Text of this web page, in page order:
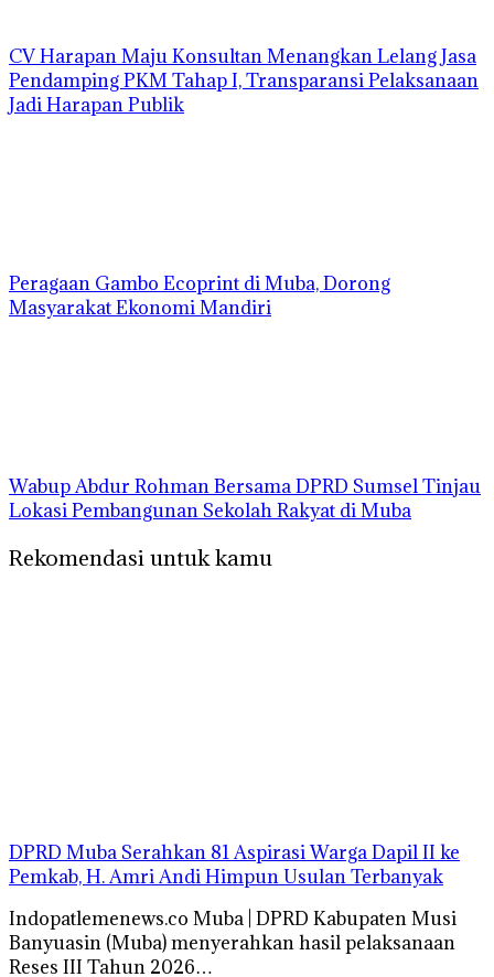
CV Harapan Maju Konsultan Menangkan Lelang Jasa
Pendamping PKM Tahap I, Transparansi Pelaksanaan
Jadi Harapan Publik
Peragaan Gambo Ecoprint di Muba, Dorong
Masyarakat Ekonomi Mandiri
Wabup Abdur Rohman Bersama DPRD Sumsel Tinjau
Lokasi Pembangunan Sekolah Rakyat di Muba
Rekomendasi untuk kamu
DPRD Muba Serahkan 81 Aspirasi Warga Dapil II ke
Pemkab, H. Amri Andi Himpun Usulan Terbanyak
Indopatlemenews.co Muba | DPRD Kabupaten Musi
Banyuasin (Muba) menyerahkan hasil pelaksanaan
Reses III Tahun 2026…